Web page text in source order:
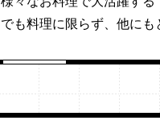
でも料理に限らず、他にも